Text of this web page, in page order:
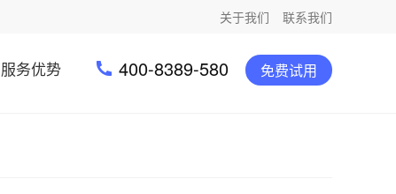
关于我们 联系我们
服务优势 400-8389-580 免费试用